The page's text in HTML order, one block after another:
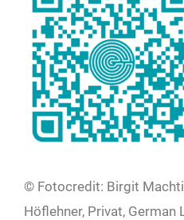
© Fotocredit: Birgit
Höflehner, Privat, German